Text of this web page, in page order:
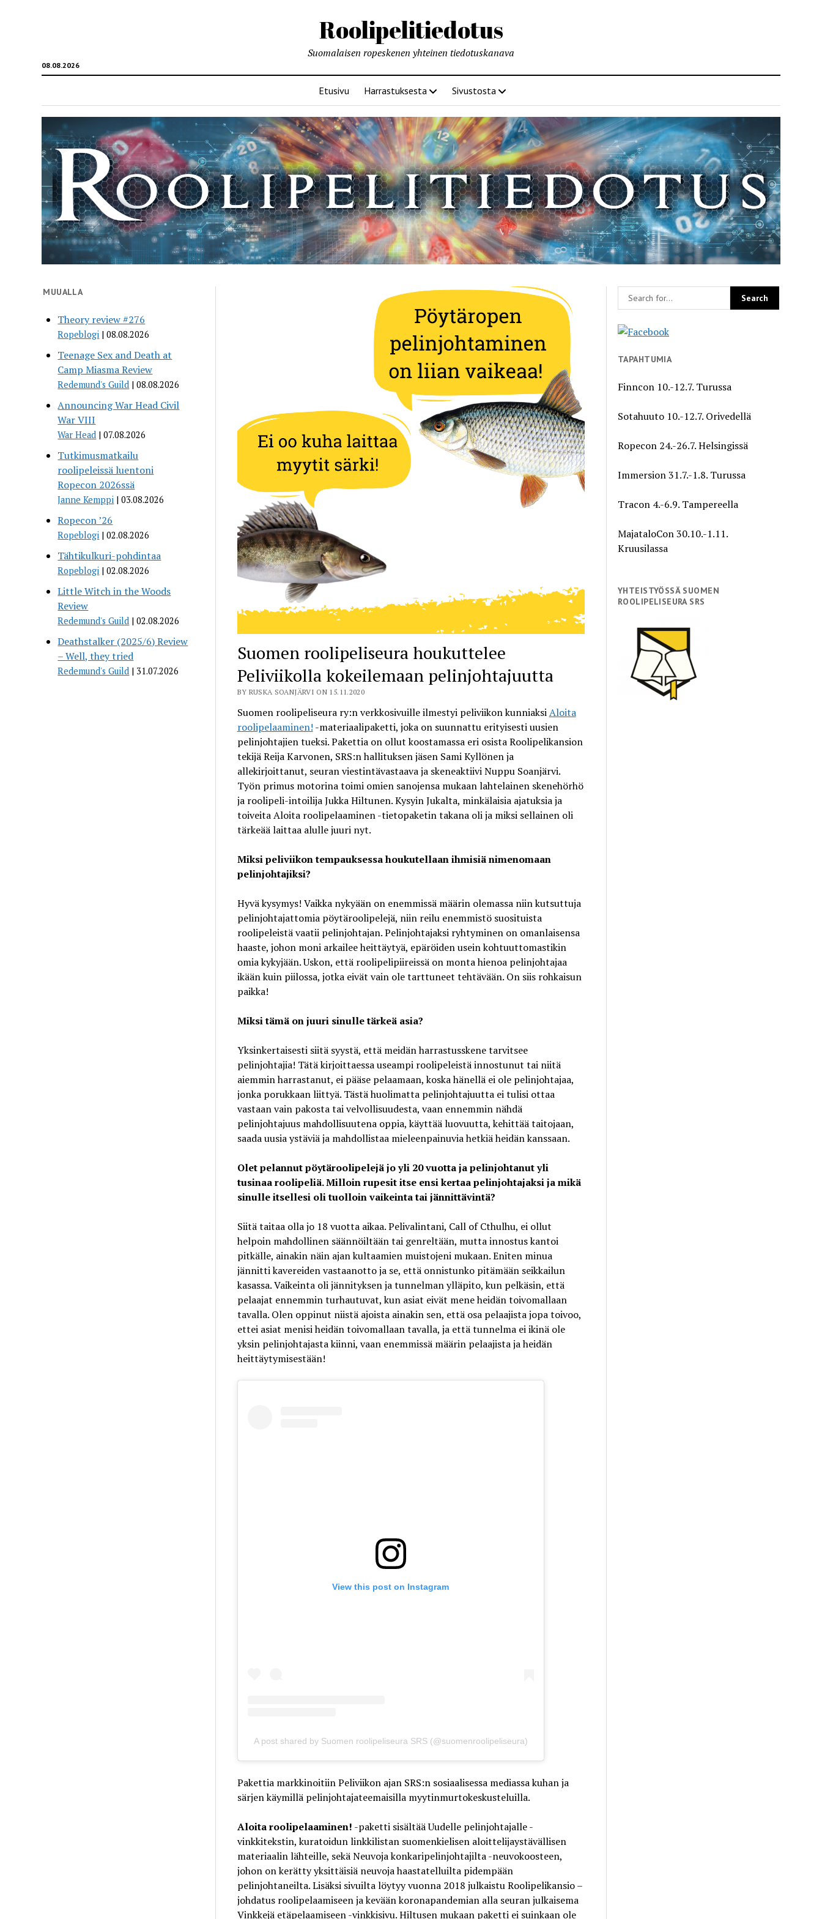
Roolipelitiedotus
08.08.2026
Suomalaisen ropeskenen yhteinen tiedotuskanava
Etusivu Harrastuksesta Sivustosta
MUUALLA
Theory review #276
Ropeblogi 08.08.2026
Teenage Sex and Death at
Camp Miasma Review
Redemund's Guild 08.08.2026
Announcing War Head Civil
War VIII
War Head 07.08.2026
Tutkimusmatkailu
roolipeleissä luentoni
Ropecon 2026ssä
Janne Kemppi 03.08.2026
Ropecon ’26
Ropeblogi 02.08.2026
Tähtikulkuri-pohdintaa
Ropeblogi 02.08.2026
Little Witch in the Woods
Review
Redemund's Guild 02.08.2026
Deathstalker (2025/6) Review
– Well, they tried
Redemund's Guild 31.07.2026
Suomen roolipeliseura houkuttelee
Peliviikolla kokeilemaan pelinjohtajuutta
BY RUSKA SOANJÄRVI ON 15.11.2020
Suomen roolipeliseura ry:n verkkosivuille ilmestyi peliviikon kunniaksiAloita
roolipelaaminen! -materiaalipaketti, joka on suunnattu erityisesti uusien
pelinjohtajien tueksi. Pakettia on ollut koostamassa eri osista Roolipelikansion
tekijä Reija Karvonen, SRS:n hallituksen jäsen Sami Kyllönen ja
allekirjoittanut, seuran viestintävastaava ja skeneaktiivi Nuppu Soanjärvi.
Työn primus motorina toimi omien sanojensa mukaan lahtelainen skenehörhö
ja roolipeli-intoilija Jukka Hiltunen. Kysyin Jukalta, minkälaisia ajatuksia ja
toiveita Aloita roolipelaaminen -tietopaketin takana oli ja miksi sellainen oli
tärkeää laittaa alulle juuri nyt.
Miksi peliviikon tempauksessa houkutellaan ihmisiä nimenomaan
pelinjohtajiksi?
Hyvä kysymys! Vaikka nykyään on enemmissä määrin olemassa niin kutsuttuja
pelinjohtajattomia pöytäroolipelejä, niin reilu enemmistö suosituista
roolipeleistä vaatii pelinjohtajan. Pelinjohtajaksi ryhtyminen on omanlaisensa
haaste, johon moni arkailee heittäytyä, epäröiden usein kohtuuttomastikin
omia kykyjään. Uskon, että roolipelipiireissä on monta hienoa pelinjohtajaa
ikään kuin piilossa, jotka eivät vain ole tarttuneet tehtävään. On siis rohkaisun
paikka!
Miksi tämä on juuri sinulle tärkeä asia?
Yksinkertaisesti siitä syystä, että meidän harrastusskene tarvitsee
pelinjohtajia! Tätä kirjoittaessa useampi roolipeleistä innostunut tai niitä
aiemmin harrastanut, ei pääse pelaamaan, koska hänellä ei ole pelinjohtajaa,
jonka porukkaan liittyä. Tästä huolimatta pelinjohtajuutta ei tulisi ottaa
vastaan vain pakosta tai velvollisuudesta, vaan ennemmin nähdä
pelinjohtajuus mahdollisuutena oppia, käyttää luovuutta, kehittää taitojaan,
saada uusia ystäviä ja mahdollistaa mieleenpainuvia hetkiä heidän kanssaan.
Olet pelannut pöytäroolipelejä jo yli 20 vuotta ja pelinjohtanut yli
tusinaa roolipeliä. Milloin rupesit itse ensi kertaa pelinjohtajaksi ja mikä
sinulle itsellesi oli tuolloin vaikeinta tai jännittävintä?
Siitä taitaa olla jo 18 vuotta aikaa. Pelivalintani, Call of Cthulhu, ei ollut
helpoin mahdollinen säännöiltään tai genreltään, mutta innostus kantoi
pitkälle, ainakin näin ajan kultaamien muistojeni mukaan. Eniten minua
jännitti kavereiden vastaanotto ja se, että onnistunko pitämään seikkailun
kasassa. Vaikeinta oli jännityksen ja tunnelman ylläpito, kun pelkäsin, että
pelaajat ennemmin turhautuvat, kun asiat eivät mene heidän toivomallaan
tavalla. Olen oppinut niistä ajoista ainakin sen, että osa pelaajista jopa toivoo,
ettei asiat menisi heidän toivomallaan tavalla, ja että tunnelma ei ikinä ole
yksin pelinjohtajasta kiinni, vaan enemmissä määrin pelaajista ja heidän
heittäytymisestään!
View this post on Instagram
A post shared by Suomen roolipeliseura SRS (@suomenroolipeliseura)
Pakettia markkinoitiin Peliviikon ajan SRS:n sosiaalisessa mediassa kuhan ja
särjen käymillä pelinjohtajateemaisilla myytinmurtokeskusteluilla.
Aloita roolipelaaminen! -paketti sisältää Uudelle pelinjohtajalle -
vinkkitekstin, kuratoidun linkkilistan suomenkielisen aloittelijaystävällisen
materiaalin lähteille, sekä Neuvoja konkaripelinjohtajilta -neuvokoosteen,
johon on kerätty yksittäisiä neuvoja haastatelluilta pidempään
pelinjohtaneilta. Lisäksi sivuilta löytyy vuonna 2018 julkaistu Roolipelikansio –
johdatus roolipelaamiseen ja kevään koronapandemian alla seuran julkaisema
Vinkkejä etäpelaamiseen -vinkkisivu. Hiltusen mukaan paketti ei suinkaan ole
TAPAHTUMIA
Finncon 10.-12.7. Turussa
Sotahuuto 10.-12.7. Orivedellä
Ropecon 24.-26.7. Helsingissä
Immersion 31.7.-1.8. Turussa
Tracon 4.-6.9. Tampereella
MajataloCon 30.10.-1.11.
Kruusilassa
YHTEISTYÖSSÄ SUOMEN
ROOLIPELISEURA SRS